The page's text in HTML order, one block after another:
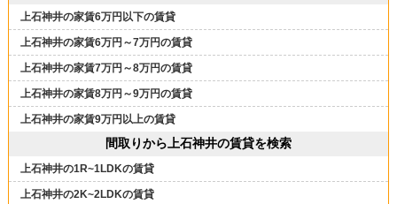
上石神井の家賃6万円以下の賃貸
上石神井の家賃6万円～7万円の賃貸
上石神井の家賃7万円～8万円の賃貸
上石神井の家賃8万円～9万円の賃貸
上石神井の家賃9万円以上の賃貸
間取りから上石神井の賃貸を検索
上石神井の1R~1LDKの賃貸
上石神井の2K~2LDKの賃貸